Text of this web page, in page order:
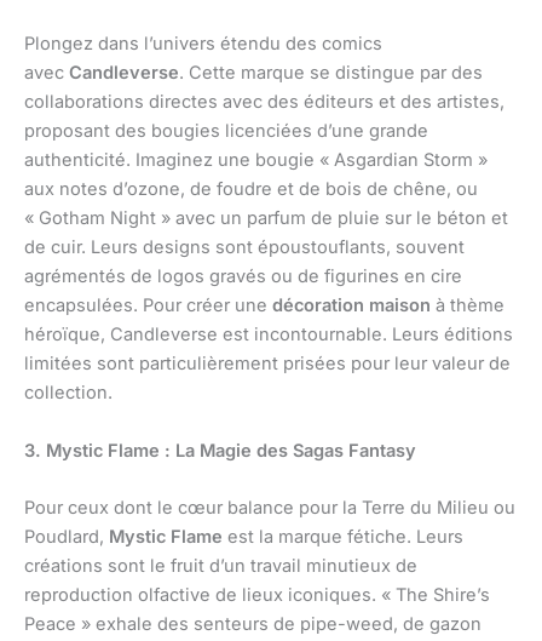
Plongez dans l’univers étendu des comics
avec Candleverse. Cette marque se distingue par des
collaborations directes avec des éditeurs et des artistes,
proposant des bougies licenciées d’une grande
authenticité. Imaginez une bougie « Asgardian Storm »
aux notes d’ozone, de foudre et de bois de chêne, ou
« Gotham Night » avec un parfum de pluie sur le béton et
de cuir. Leurs designs sont époustouflants, souvent
agrémentés de logos gravés ou de figurines en cire
encapsulées. Pour créer une décoration maison à thème
héroïque, Candleverse est incontournable. Leurs éditions
limitées sont particulièrement prisées pour leur valeur de
collection.
3. Mystic Flame : La Magie des Sagas Fantasy
Pour ceux dont le cœur balance pour la Terre du Milieu ou
Poudlard, Mystic Flame est la marque fétiche. Leurs
créations sont le fruit d’un travail minutieux de
reproduction olfactive de lieux iconiques. « The Shire’s
Peace » exhale des senteurs de pipe-weed, de gazon